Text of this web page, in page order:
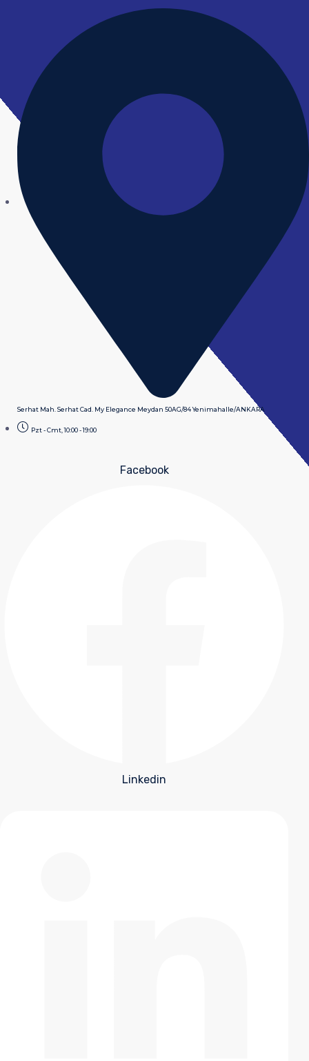
Serhat Mah. Serhat Cad. My Elegance Meydan 50AG/84 Yenimahalle/ANKARA
Pzt - Cmt, 10:00 - 19:00
Facebook
Linkedin